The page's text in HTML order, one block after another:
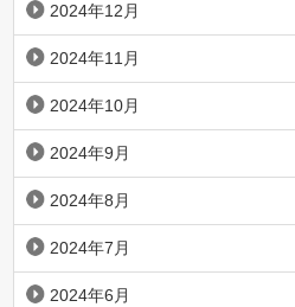
2024年12月
2024年11月
2024年10月
2024年9月
2024年8月
2024年7月
2024年6月